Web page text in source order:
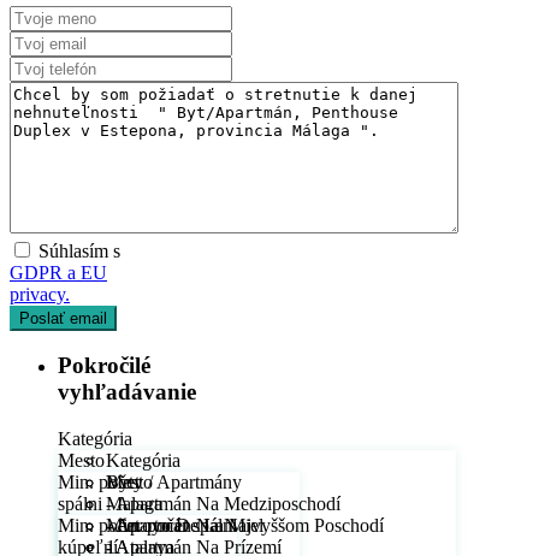
Súhlasím s
GDPR a EU
privacy.
Pokročilé
vyhľadávanie
Kategória
Kategória
Byty / Apartmány
- Apartmán Na Medziposchodí
- Apartmán Na Najvyššom Poschodí
- Apartmán Na Prízemí
Mesto
Mesto
Malaga
- Arroyo De La Miel
- Atalaya
Min. počet
spálni
Min. počet spálni
1
Min. počet
kúpeľní